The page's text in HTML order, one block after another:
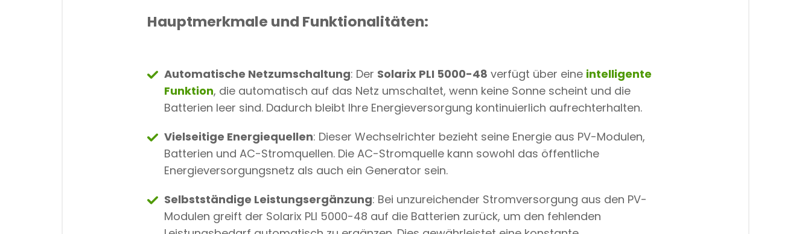
Hauptmerkmale und Funktionalitäten:
Automatische Netzumschaltung: Der Solarix PLI 5000-48 verfügt über eine intelligente
Funktion, die automatisch auf das Netz umschaltet, wenn keine Sonne scheint und die
Batterien leer sind. Dadurch bleibt Ihre Energieversorgung kontinuierlich aufrechterhalten.
Vielseitige Energiequellen: Dieser Wechselrichter bezieht seine Energie aus PV-Modulen,
Batterien und AC-Stromquellen. Die AC-Stromquelle kann sowohl das öffentliche
Energieversorgungsnetz als auch ein Generator sein.
Selbstständige Leistungsergänzung: Bei unzureichender Stromversorgung aus den PV-
Modulen greift der Solarix PLI 5000-48 auf die Batterien zurück, um den fehlenden